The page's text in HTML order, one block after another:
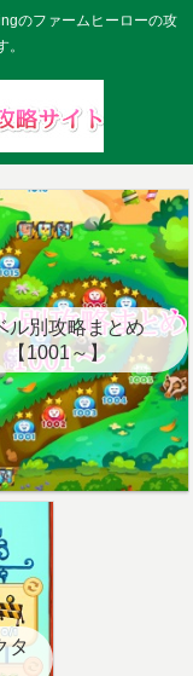
のファームヒーローの攻
ル別攻略まとめ
【1001～】
タ